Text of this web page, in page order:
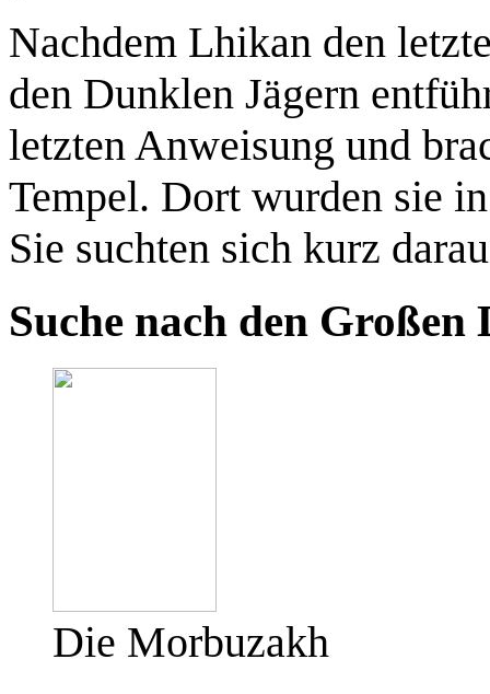
Nachdem Lhikan den
den Dunklen Jägern
letzten Anweisung und
Tempel. Dort wurden sie
Sie suchten sich kurz
Suche nach den Großen
Die Morbuzakh